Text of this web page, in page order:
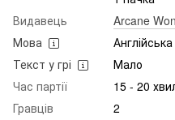
Видавець
Arcane
Мова
Англійська
Текст у грі
Мало
Час партії
15 - 20
Гравців
2